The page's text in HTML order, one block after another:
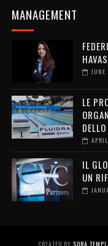
MANAGEMENT
LE
IL
UN
CREATED BY SORA